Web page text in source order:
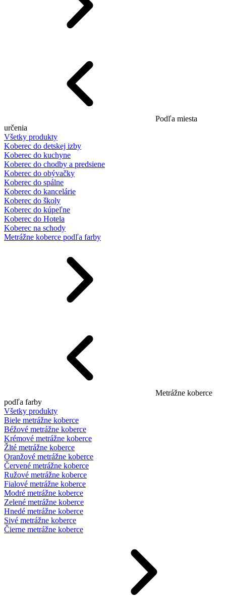
Podľa miesta
určenia
Všetky produkty
Koberec do detskej izby
Koberec do kuchyne
Koberec do chodby a predsiene
Koberec do obývačky
Koberec do spálne
Koberec do kancelárie
Koberec do školy
Koberec do kúpeľne
Koberec do Hotela
Koberec na schody
Metrážne koberce podľa farby
Metrážne koberce
podľa farby
Všetky produkty
Biele metrážne koberce
Béžové metrážne koberce
Krémové metrážne koberce
Žlté metrážne koberce
Oranžové metrážne koberce
Červené metrážne koberce
Ružové metrážne koberce
Fialové metrážne koberce
Modré metrážne koberce
Zelené metrážne koberce
Hnedé metrážne koberce
Sivé metrážne koberce
Čierne metrážne koberce